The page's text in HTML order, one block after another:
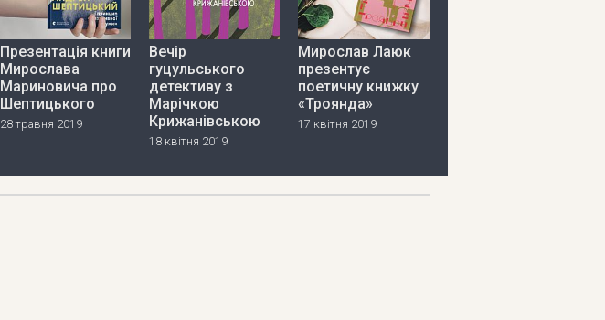
Презентація книги
Мирослава
Мариновича про
Шептицького
28 травня 2019
Вечір
гуцульського
детективу з
Марічкою
Крижанівською
18 квітня 2019
Мирослав Лаюк
презентує
поетичну книжку
«Троянда»
17 квітня 2019